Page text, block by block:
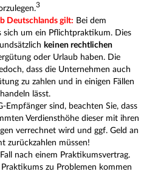
3
Deutschlands gilt: Bei dem
sich um ein Pflichtpraktikum. Dies
keinen rechtlichen
oder Urlaub haben. Die
dass die Unternehmen auch
zu zahlen und in einigen Fällen
lässt.
Empfänger sind, beachten Sie, dass
Verdiensthöhe dieser mit ihren
verrechnet wird und ggf. Geld an
zurückzahlen müssen!
nach einem Praktikumsvertrag.
Praktikums zu Problemen kommen